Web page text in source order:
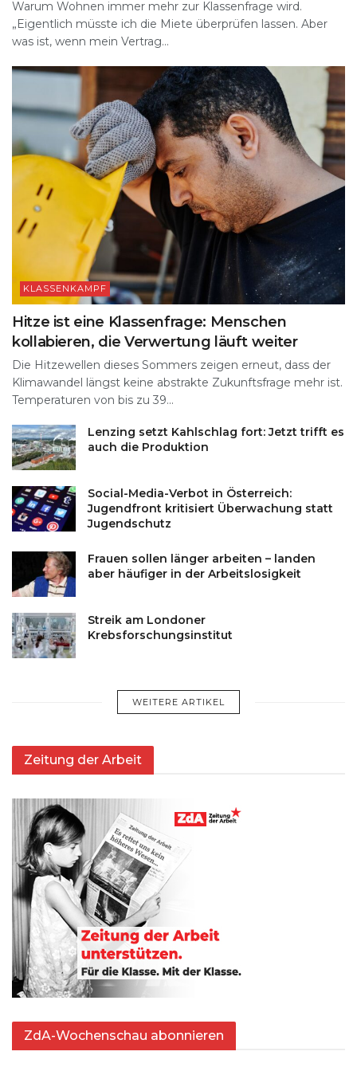
Warum Wohnen immer mehr zur Klassenfrage wird.
„Eigentlich müsste ich die Miete überprüfen lassen. Aber
was ist, wenn mein Vertrag...
KLASSENKAMPF
Hitze ist eine Klassenfrage: Menschen
kollabieren, die Verwertung läuft weiter
Die Hitzewellen dieses Sommers zeigen erneut, dass der
Klimawandel längst keine abstrakte Zukunftsfrage mehr ist.
Temperaturen von bis zu 39...
Lenzing setzt Kahlschlag fort: Jetzt trifft es
auch die Produktion
Social-Media-Verbot in Österreich:
Jugendfront kritisiert Überwachung statt
Jugendschutz
Frauen sollen länger arbeiten – landen
aber häufiger in der Arbeitslosigkeit
Streik am Londoner
Krebsforschungsinstitut
WEITERE ARTIKEL
Zeitung der Arbeit
ZdA-Wochenschau abonnieren